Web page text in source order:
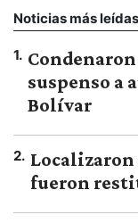
Noticias más leídas
1.
suspenso a
Bolívar
2. Localizaron
fueron